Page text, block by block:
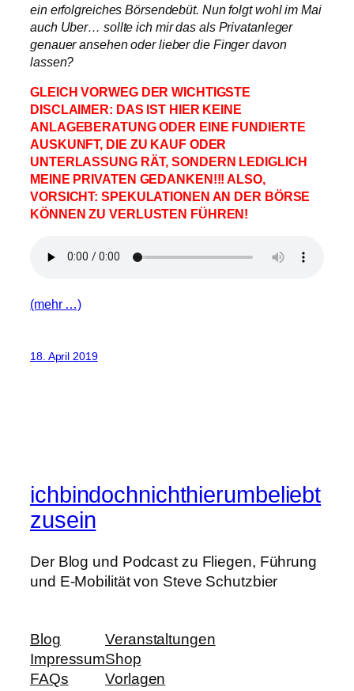
ein erfolgreiches Börsendebüt. Nun folgt wohl im Mai
auch Uber… sollte ich mir das als Privatanleger
genauer ansehen oder lieber die Finger davon
lassen?
GLEICH VORWEG DER WICHTIGSTE
DISCLAIMER: DAS IST HIER KEINE
ANLAGEBERATUNG ODER EINE FUNDIERTE
AUSKUNFT, DIE ZU KAUF ODER
UNTERLASSUNG RÄT, SONDERN LEDIGLICH
MEINE PRIVATEN GEDANKEN!!! ALSO,
VORSICHT: SPEKULATIONEN AN DER BÖRSE
KÖNNEN ZU VERLUSTEN FÜHREN!
(mehr …)
18. April 2019
ichbindochnichthierumbeliebt
zusein
Der Blog und Podcast zu Fliegen, Führung
und E-Mobilität von Steve Schutzbier
Blog
Impressum
FAQs
Veranstaltungen
Shop
Vorlagen